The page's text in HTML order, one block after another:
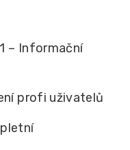
– Informační
profi uživatelů